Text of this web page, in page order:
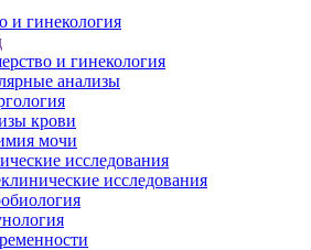
и гинекология
и гинекология
анализы
крови
мочи
исследования
исследования